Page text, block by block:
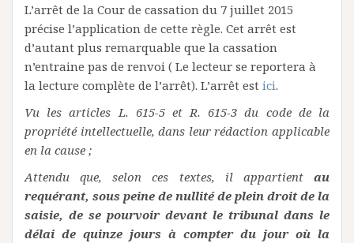
L’arrêt de la Cour de cassation du 7 juillet 2015
précise l’application de cette règle. Cet arrêt est
d’autant plus remarquable que la cassation
n’entraine pas de renvoi ( Le lecteur se reportera à
la lecture complète de l’arrêt). L’arrêt est ici.
Vu les articles L. 615-5 et R. 615-3 du code de la
propriété intellectuelle, dans leur rédaction applicable
en la cause ;
Attendu que, selon ces textes, il appartient au
requérant, sous peine de nullité de plein droit de la
saisie, de se pourvoir devant le tribunal dans le
délai de quinze jours à compter du jour où la